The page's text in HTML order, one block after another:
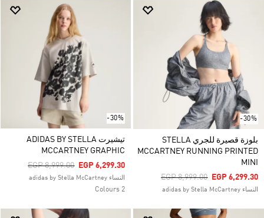
-30%
بلوزة قصيرة للجري STELLA
MCCARTNEY RUNNING PRINTED
MINI
Price Reduced From
EGP 8,999.00ToEGP 6,299.30
النساء adidas by Stella McCartney
-30%
تيشيرت ADIDAS BY STELLA
MCCARTNEY GRAPHIC
Price Reduced From
EGP 8,999.00ToEGP 6,299.30
النساء adidas by Stella McCartney
2 Colours